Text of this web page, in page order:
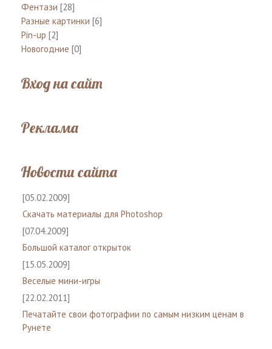
Фентази [28]
Разные картинки [6]
Pin-up [2]
Новогодние [0]
Вход на сайт
Реклама
Новости сайта
[05.02.2009]
Скачать материалы для Photoshop
[07.04.2009]
Большой каталог открыток
[15.05.2009]
Веселые мини-игры
[22.02.2011]
Печатайте свои фотографии по самым низким ценам в
Рунете